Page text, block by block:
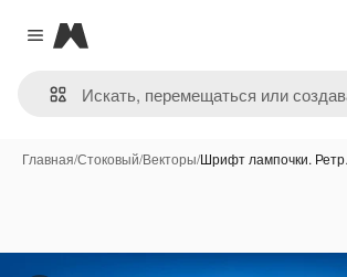
Close menu
Magnific
Главная/Стоковый/Векторы/Шрифт лампочки.